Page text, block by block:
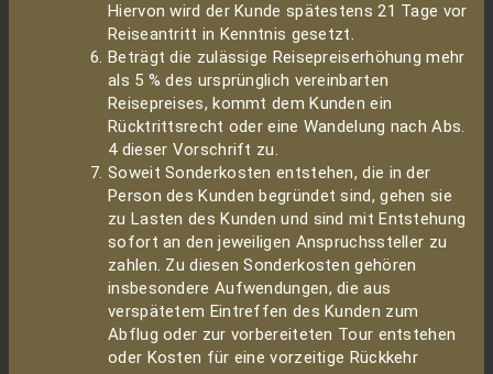
Hiervon wird der Kunde spätestens 21 Tage vor
Reiseantritt in Kenntnis gesetzt.
Beträgt die zulässige Reisepreiserhöhung mehr
als 5 % des ursprünglich vereinbarten
Reisepreises, kommt dem Kunden ein
Rücktrittsrecht oder eine Wandelung nach Abs.
4 dieser Vorschrift zu.
Soweit Sonderkosten entstehen, die in der
Person des Kunden begründet sind, gehen sie
zu Lasten des Kunden und sind mit Entstehung
sofort an den jeweiligen Anspruchssteller zu
zahlen. Zu diesen Sonderkosten gehören
insbesondere Aufwendungen, die aus
verspätetem Eintreffen des Kunden zum
Abflug oder zur vorbereiteten Tour entstehen
oder Kosten für eine vorzeitige Rückkehr